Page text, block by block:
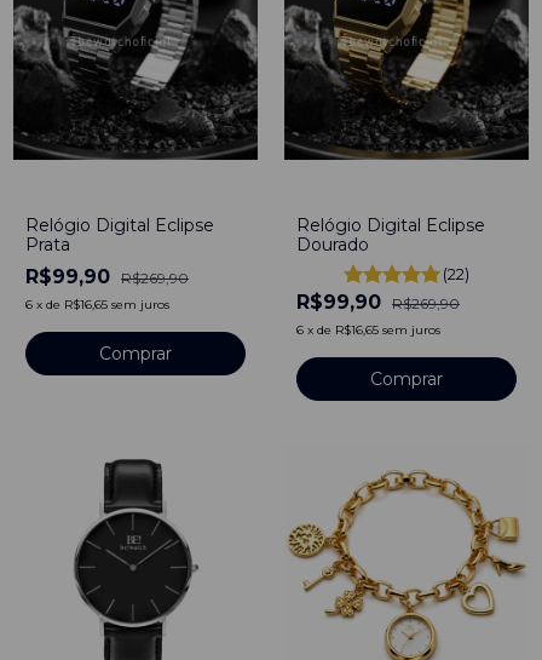
Relógio Digital Eclipse
Prata
R$99,90 R$269,90
6 x de R$16,65 sem juros
Relógio Digital Eclipse
Dourado
(22)
R$99,90 R$269,90
6 x de R$16,65 sem juros